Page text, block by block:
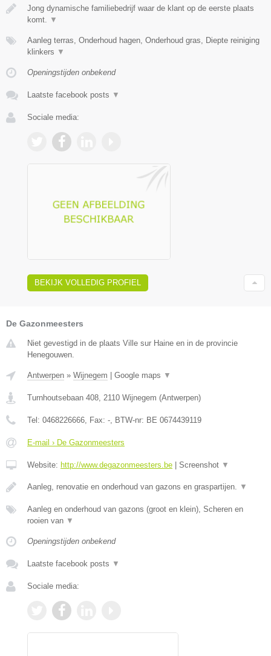
Jong dynamische familiebedrijf waar de klant op de eerste plaats
komt. ▼
Aanleg terras, Onderhoud hagen, Onderhoud gras, Diepte reiniging
klinkers ▼
Openingstijden onbekend
Laatste facebook posts ▼
Sociale media:
BEKIJK VOLLEDIG PROFIEL
De Gazonmeesters
Niet gevestigd in de plaats Ville sur Haine en in de provincie
Henegouwen.
Antwerpen » Wijnegem Google maps ▼
Turnhoutsebaan 408 2110 Wijnegem (Antwerpen)
Tel: 0468226666 , Fax: - , BTW-nr: BE 0674439119
E-mail › De Gazonmeesters
Website: http://www.degazonmeesters.be Screenshot ▼
Aanleg, renovatie en onderhoud van gazons en graspartijen. ▼
Aanleg en onderhoud van gazons (groot en klein), Scheren en
rooien van ▼
Openingstijden onbekend
Laatste facebook posts ▼
Sociale media: